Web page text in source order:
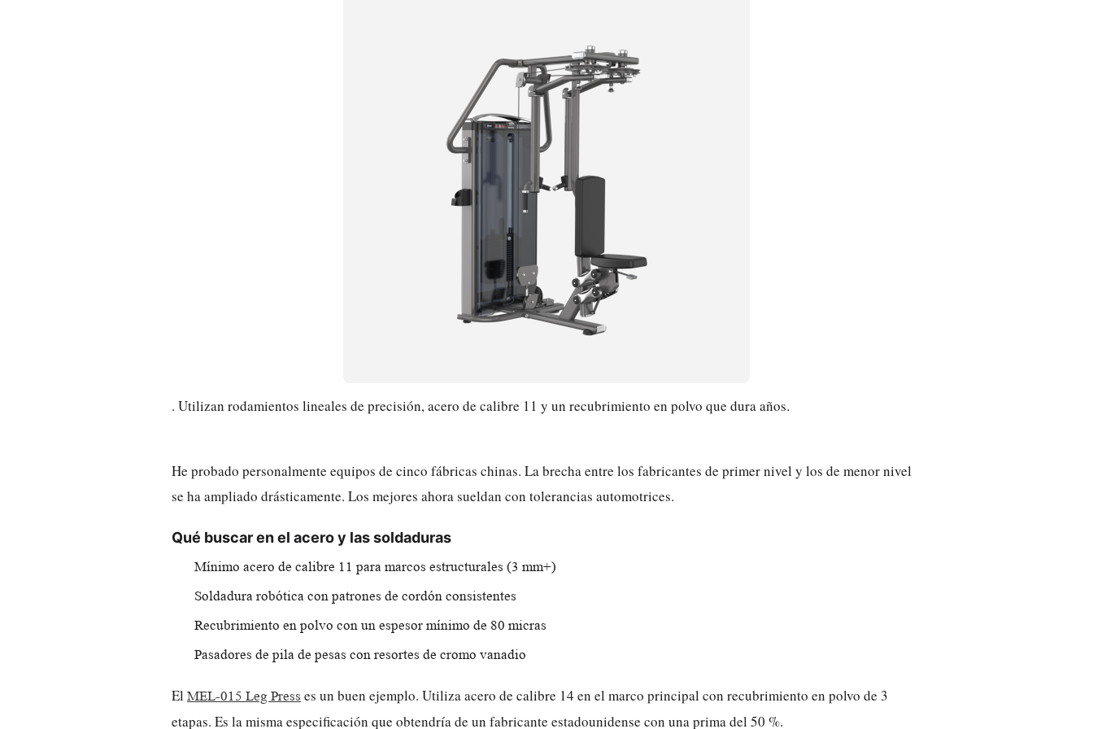
. Utilizan rodamientos lineales de precisión, acero de calibre 11 y un recubrimiento en polvo que dura años.
He probado personalmente equipos de cinco fábricas chinas. La brecha entre los fabricantes de primer nivel y los de menor nivel
se ha ampliado drásticamente. Los mejores ahora sueldan con tolerancias automotrices.
Qué buscar en el acero y las soldaduras
Mínimo acero de calibre 11 para marcos estructurales (3 mm+)
Soldadura robótica con patrones de cordón consistentes
Recubrimiento en polvo con un espesor mínimo de 80 micras
Pasadores de pila de pesas con resortes de cromo vanadio
ElMEL-015 Leg Press es un buen ejemplo. Utiliza acero de calibre 14 en el marco principal con recubrimiento en polvo de 3
etapas. Es la misma especificación que obtendría de un fabricante estadounidense con una prima del 50 %.